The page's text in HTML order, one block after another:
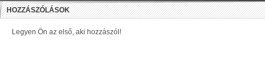
HOZZÁSZÓLÁSOK
Legyen Ön az első, aki hozzászól!